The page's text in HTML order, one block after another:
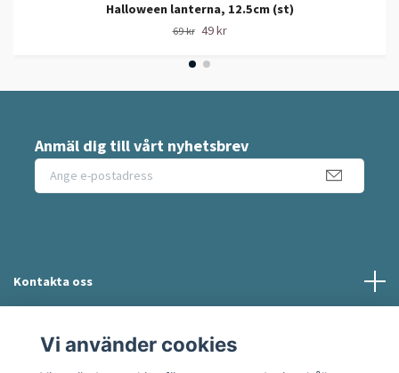
Halloween lanterna, 12.5cm (st)
69 kr 49 kr
Anmäl dig till vårt nyhetsbrev
Kontakta oss
Vi använder cookies